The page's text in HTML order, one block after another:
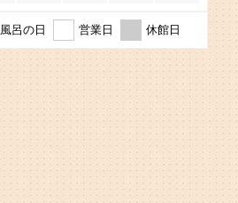
風呂の日 営業日 休館日